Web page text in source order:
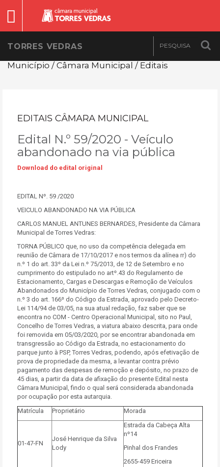
TORRES VEDRAS
Município / Câmara Municipal / Editais
EDITAIS CÂMARA MUNICIPAL
Edital N.º 59/2020 - Veículo
abandonado na via pública
Download do edital original
EDITAL Nº. 59 /2020
VEICULO ABANDONADO NA VIA PÚBLICA
CARLOS MANUEL ANTUNES BERNARDES, Presidente da Câmara
Municipal de Torres Vedras:
TORNA PÚBLICO que, no uso da competência delegada em
reunião de Câmara de 17/10/2017 e nos termos da alínea rr) do
n.º 1 do art. 33º da Lei n.º 75/2013, de 12 de Setembro e no
cumprimento do estipulado no artº.43 do Regulamento de
Estacionamento, Cargas e Descargas e Remoção de Veículos
Abandonados do Município de Torres Vedras, conjugado com o
n.º 3 do art. 166º do Código da Estrada, aprovado pelo Decreto-
Lei 114/94 de 03/05, na sua atual redação, faz saber que se
encontra no COM - Centro Operacional Municipal, sito no Paul,
Concelho de Torres Vedras, a viatura abaixo descrita, para onde
foi removida em 05/03/2020, por se encontrar abandonada em
transgressão ao Código da Estrada, no estacionamento do
parque junto à PSP, Torres Vedras, podendo, após efetivação de
prova de propriedade da mesma, a levantar contra prévio
pagamento das despesas de remoção e depósito, no prazo de
45 dias, a partir da data de afixação do presente Edital nesta
Câmara Municipal, findo o qual será considerada abandonada
por ocupação por esta autarquia.
Matrícula
Proprietário Morada
01-47-FN
José Henrique da Silva
Lody
Estrada da Cabeça Alta
nº14
Pinhal dos Frandes
2655-459 Ericeira